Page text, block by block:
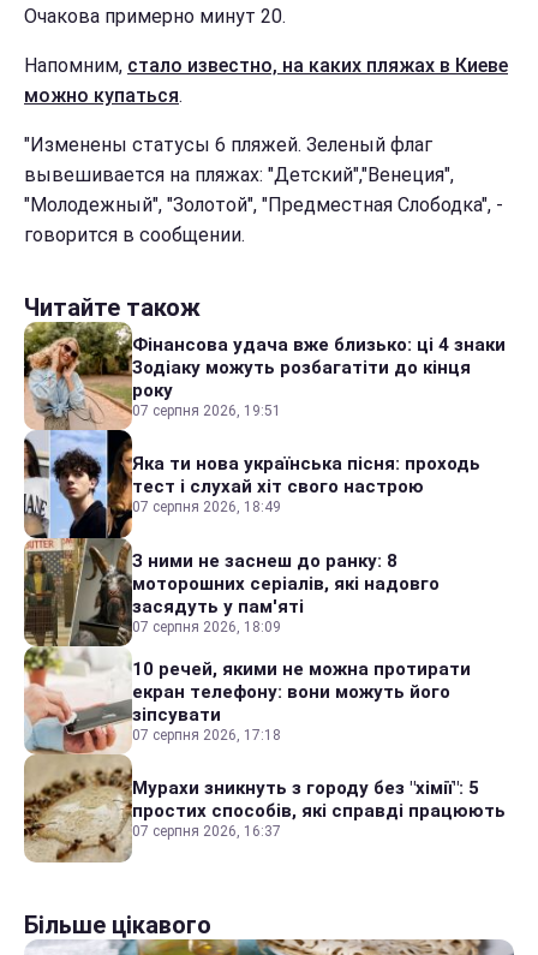
Очакова примерно минут 20.
Напомним, стало известно, на каких пляжах в Киеве
можно купаться.
"Изменены статусы 6 пляжей. Зеленый флаг
вывешивается на пляжах: "Детский","Венеция",
"Молодежный", "Золотой", "Предместная Слободка", -
говорится в сообщении.
Читайте також
Фінансова удача вже близько: ці 4 знаки
Зодіаку можуть розбагатіти до кінця
року
07 серпня 2026, 19:51
Яка ти нова українська пісня: проходь
тест і слухай хіт свого настрою
07 серпня 2026, 18:49
З ними не заснеш до ранку: 8
моторошних серіалів, які надовго
засядуть у пам'яті
07 серпня 2026, 18:09
10 речей, якими не можна протирати
екран телефону: вони можуть його
зіпсувати
07 серпня 2026, 17:18
Мурахи зникнуть з городу без "хімії": 5
простих способів, які справді працюють
07 серпня 2026, 16:37
Більше цікавого